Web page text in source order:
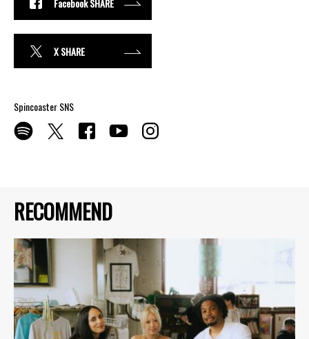
RECOMMEND
X SHARE
Spincoaster SNS